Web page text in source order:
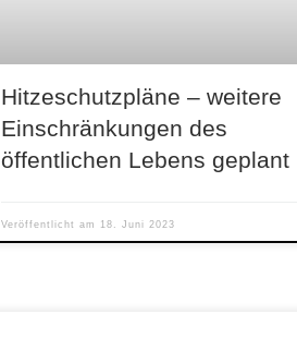
Hitzeschutzpläne – weitere
Einschränkungen des
öffentlichen Lebens geplant
Veröffentlicht am 18. Juni 2023